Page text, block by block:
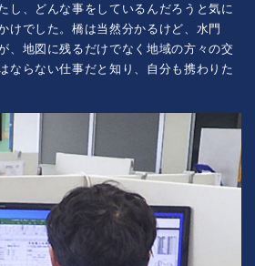
し、どんな事をしているんだろうと気に
けでした。橋は当然分かるけど、水門
、地図に残るだけでなく地域の方々の交
ならない仕事だと知り、自分も携わりた